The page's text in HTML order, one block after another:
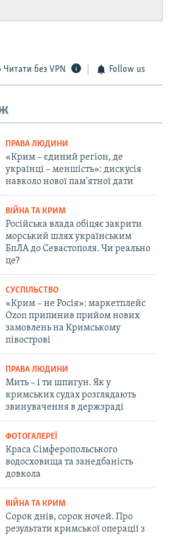
Читати без VPN Follow us
ПРАВА ЛЮДИНИ
«Крим – єдиний регіон, де
українці – меншість»: дискусія
навколо нової пам'ятної дати
ВІЙНА ТА КРИМ
Російська влада обіцяє закрити
морський шлях українським
БпЛА до Севастополя. Чи реально
це?
СУСПІЛЬСТВО
«Крим – не Росія»: маркетплейс
Ozon припинив прийом нових
замовлень на Кримському
півострові
ПРАВА ЛЮДИНИ
Мить – і ти шпигун. Як у
кримських судах розглядають
звинувачення в держзраді
ФОТОГАЛЕРЕЇ
Краса Сімферопольського
водосховища та занедбаність
довкола
ВІЙНА ТА КРИМ
Сорок днів, сорок ночей. Про
результати кримської операції з